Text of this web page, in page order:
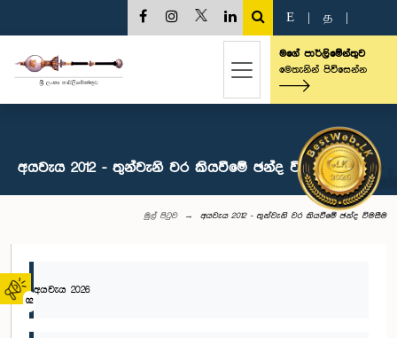
02
E த
මගේ පාර්ලිමේන්තුව
මෙතැනින් පිවිසෙන්න
අයවැය 2012 - තුන්වැනි වර කියවීමේ ඡන්ද විමසීම
මුල් පිටුව අයවැය 2012 - තුන්වැනි වර කියවීමේ ඡන්ද විමසීම
අයවැය 2026